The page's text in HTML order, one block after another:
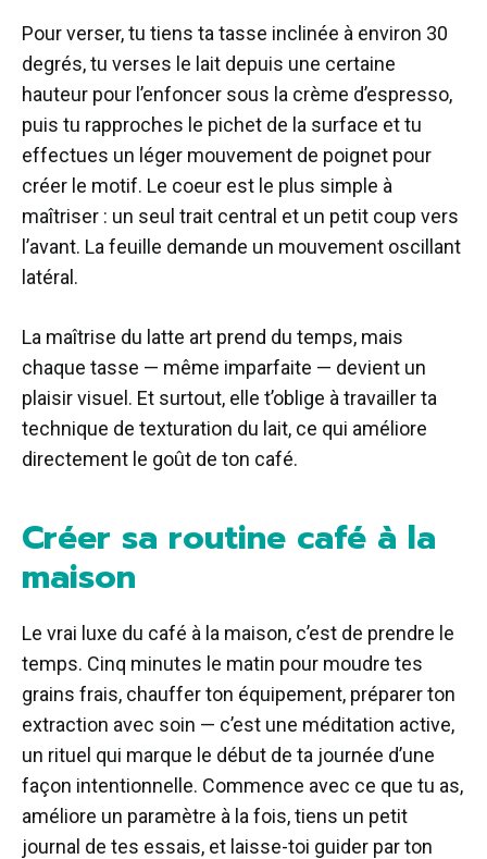
Pour verser, tu tiens ta tasse inclinée à environ 30
degrés, tu verses le lait depuis une certaine
hauteur pour l’enfoncer sous la crème d’espresso,
puis tu rapproches le pichet de la surface et tu
effectues un léger mouvement de poignet pour
créer le motif. Le coeur est le plus simple à
maîtriser : un seul trait central et un petit coup vers
l’avant. La feuille demande un mouvement oscillant
latéral.
La maîtrise du latte art prend du temps, mais
chaque tasse — même imparfaite — devient un
plaisir visuel. Et surtout, elle t’oblige à travailler ta
technique de texturation du lait, ce qui améliore
directement le goût de ton café.
Créer sa routine café à la
maison
Le vrai luxe du café à la maison, c’est de prendre le
temps. Cinq minutes le matin pour moudre tes
grains frais, chauffer ton équipement, préparer ton
extraction avec soin — c’est une méditation active,
un rituel qui marque le début de ta journée d’une
façon intentionnelle. Commence avec ce que tu as,
améliore un paramètre à la fois, tiens un petit
journal de tes essais, et laisse-toi guider par ton